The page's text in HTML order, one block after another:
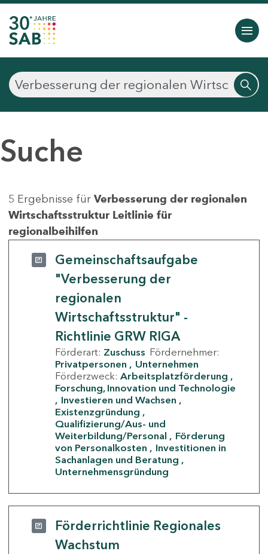
Suche
5 Ergebnisse für Verbesserung der regionalen
Wirtschaftsstruktur Leitlinie für
regionalbeihilfen
Gemeinschaftsaufgabe
"Verbesserung der
regionalen
Wirtschaftsstruktur" -
Richtlinie GRW RIGA
Förderart: Zuschuss Fördernehmer:
Privatpersonen
Unternehmen
Förderzweck: Arbeitsplatzförderung
Forschung, Innovation und Technologie
Investieren und Wachsen
Existenzgründung
Qualifizierung/Aus- und
Weiterbildung/Personal
Förderung
von Personalkosten
Investitionen in
Sachanlagen und Beratung
Unternehmensgründung
Förderrichtlinie Regionales
Wachstum